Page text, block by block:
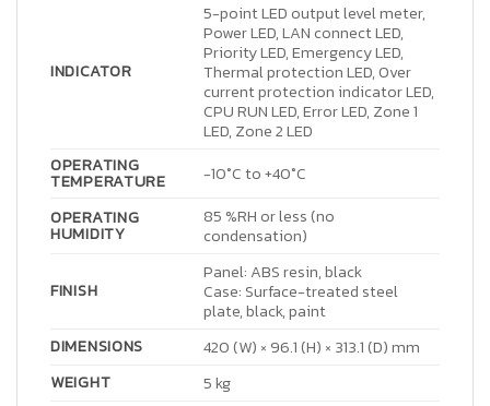
INDICATOR
5-point LED output level meter,
Power LED, LAN connect LED,
Priority LED, Emergency LED,
Thermal protection LED, Over
current protection indicator LED,
CPU RUN LED, Error LED, Zone 1
LED, Zone 2 LED
OPERATING
TEMPERATURE
-10°C to +40°C
OPERATING
HUMIDITY
85 %RH or less (no
condensation)
FINISH
Panel: ABS resin, black
Case: Surface-treated steel
plate, black, paint
DIMENSIONS
420 (W) × 96.1 (H) × 313.1 (D) mm
WEIGHT
5 kg